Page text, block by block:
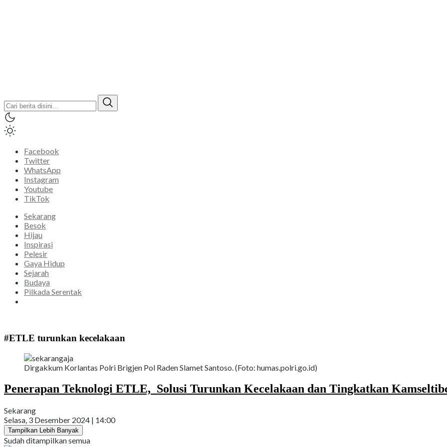
Facebook
Twitter
WhatsApp
Instagram
Youtube
TikTok
Sekarang
Besok
Hijau
Inspirasi
Pelesir
Gaya Hidup
Sejarah
Budaya
Pilkada Serentak
#ETLE turunkan kecelakaan
Dirgakkum Korlantas Polri Brigjen Pol Raden Slamet Santoso. (Foto: humas.polri.go.id)
Penerapan Teknologi ETLE, Solusi Turunkan Kecelakaan dan Tingkatkan
Sekarang
Selasa, 3 Desember 2024 | 14:00
Tampilkan Lebih Banyak
Sudah ditampilkan semua